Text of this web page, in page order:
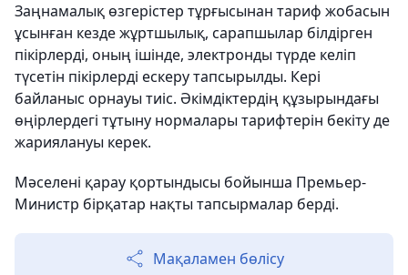
Заңнамалық өзгерістер тұрғысынан тариф жобасын
ұсынған кезде жұртшылық, сарапшылар білдірген
пікірлерді, оның ішінде, электронды түрде келіп
түсетін пікірлерді ескеру тапсырылды. Кері
байланыс орнауы тиіс. Әкімдіктердің құзырындағы
өңірлердегі тұтыну нормалары тарифтерін бекіту де
жариялануы керек.
Мәселені қарау қортындысы бойынша Премьер-
Министр бірқатар нақты тапсырмалар берді.
Мақаламен бөлісу